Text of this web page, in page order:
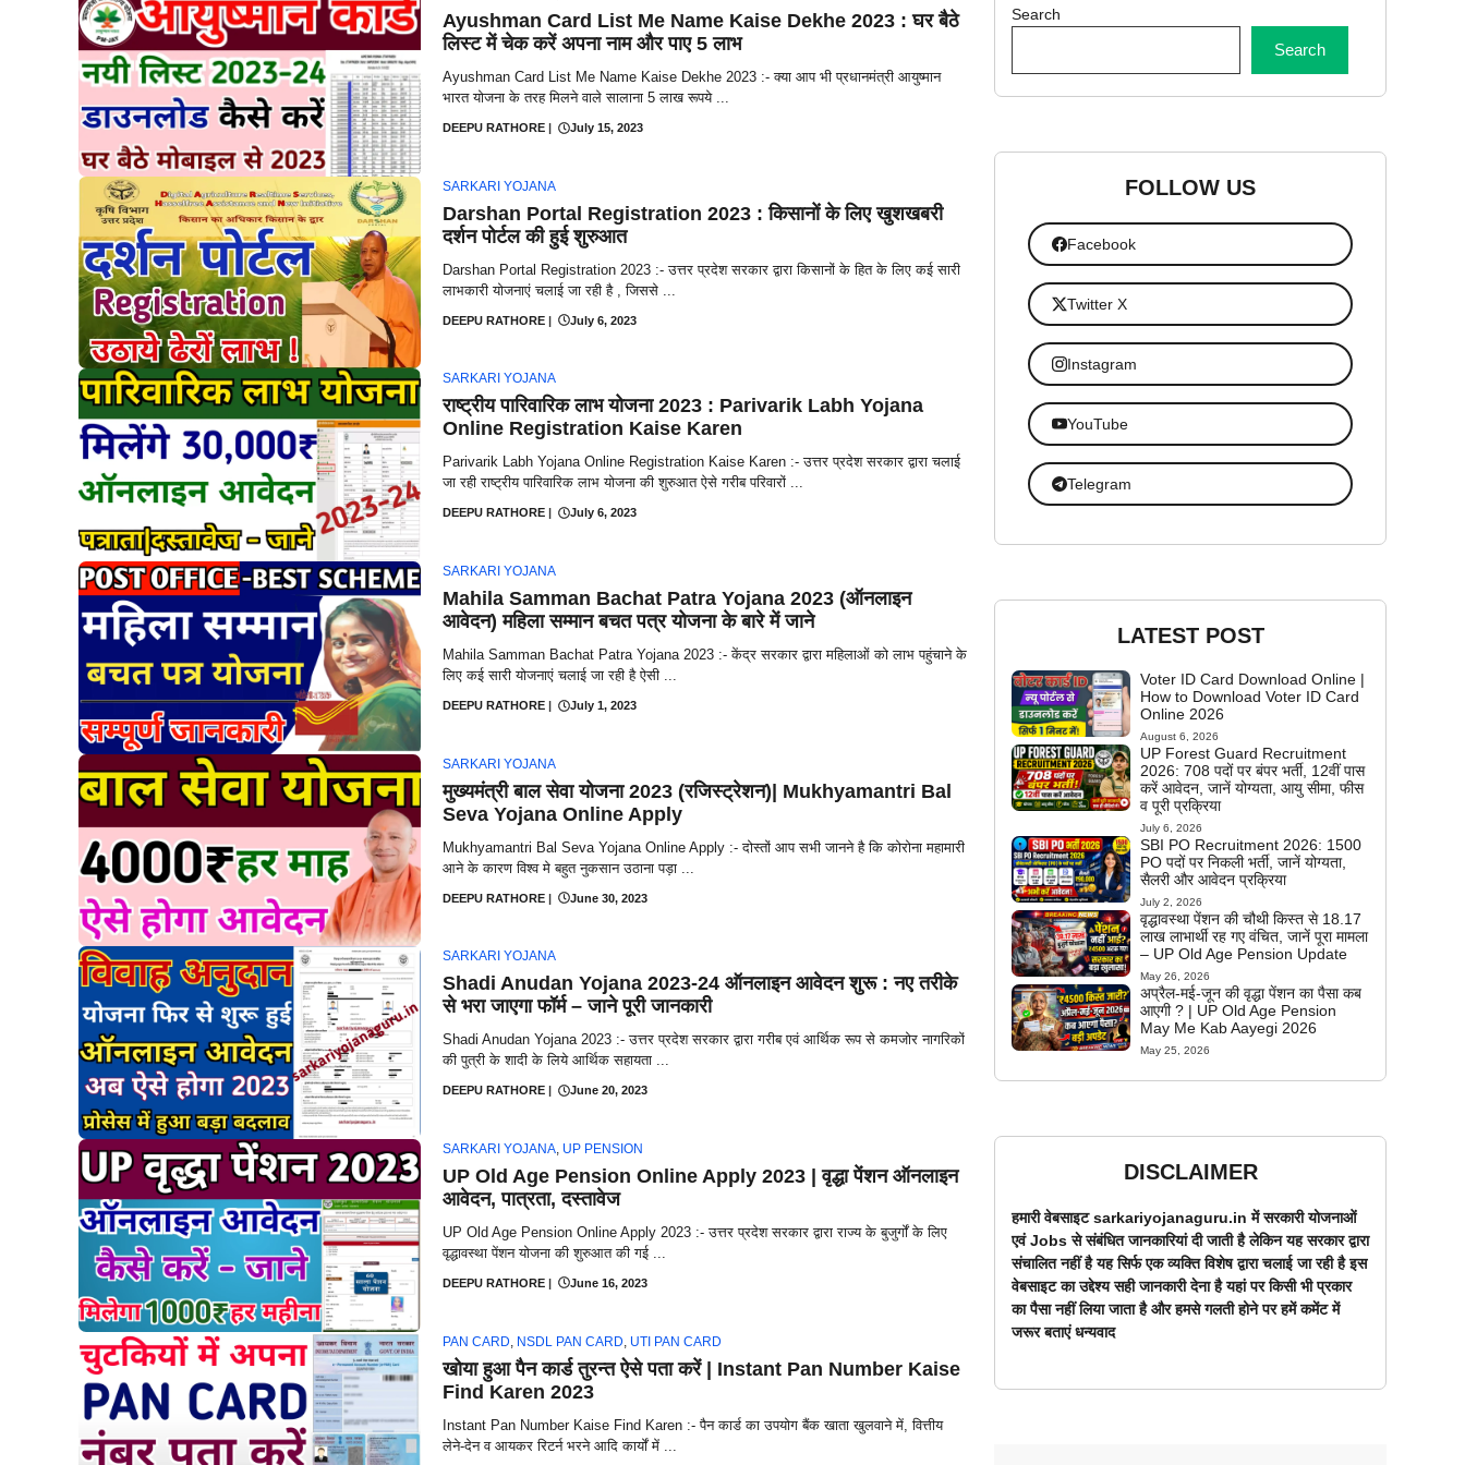
Ayushman Card List Me Name Kaise Dekhe 2023 : घर बैठे
लिस्ट में चेक करें अपना नाम और पाए 5 लाभ
Ayushman Card List Me Name Kaise Dekhe 2023 :- क्या आप भी प्रधानमंत्री आयुष्मान
भारत योजना के तरह मिलने वाले सालाना 5 लाख रूपये ...
DEEPU RATHORE July 15, 2023
SARKARI YOJANA
Darshan Portal Registration 2023 : किसानों के लिए खुशखबरी
दर्शन पोर्टल की हुई शुरुआत
Darshan Portal Registration 2023 :- उत्तर प्रदेश सरकार द्वारा किसानों के हित के लिए कई सारी
लाभकारी योजनाएं चलाई जा रही है , जिससे ...
DEEPU RATHORE | July 6, 2023
SARKARI YOJANA
राष्ट्रीय पारिवारिक लाभ योजना 2023 : Parivarik Labh Yojana
Online Registration Kaise Karen
Parivarik Labh Yojana Online Registration Kaise Karen :- उत्तर प्रदेश सरकार द्वारा चलाई
जा रही राष्ट्रीय पारिवारिक लाभ योजना की शुरुआत ऐसे गरीब परिवारों ...
DEEPU RATHORE July 6, 2023
SARKARI YOJANA
Mahila Samman Bachat Patra Yojana 2023 (ऑनलाइन
आवेदन) महिला सम्मान बचत पत्र योजना के बारे में जाने
Mahila Samman Bachat Patra Yojana 2023 :- केंद्र सरकार द्वारा महिलाओं को लाभ पहुंचाने के
लिए कई सारी योजनाएं चलाई जा रही है ऐसी ...
DEEPU RATHORE | July 1, 2023
SARKARI YOJANA
मुख्यमंत्री बाल सेवा योजना 2023 (रजिस्ट्रेशन)| Mukhyamantri Bal
Seva Yojana Online Apply
Mukhyamantri Bal Seva Yojana Online Apply :- दोस्तों आप सभी जानने है कि कोरोना महामारी
आने के कारण विश्व मे बहुत नुकसान उठाना पड़ा ...
DEEPU RATHORE | June 30, 2023
SARKARI YOJANA
Shadi Anudan Yojana 2023-24 ऑनलाइन आवेदन शुरू : नए तरीके
से भरा जाएगा फॉर्म – जाने पूरी जानकारी
Shadi Anudan Yojana 2023 :- उत्तर प्रदेश सरकार द्वारा गरीब एवं आर्थिक रूप से कमजोर नागरिकों
की पुत्री के शादी के लिये आर्थिक सहायता ...
DEEPU RATHORE June 20, 2023
SARKARI YOJANA, UP PENSION
UP Old Age Pension Online Apply 2023 | वृद्धा पेंशन ऑनलाइन
आवेदन, पात्रता, दस्तावेज
UP Old Age Pension Online Apply 2023 :- उत्तर प्रदेश सरकार द्वारा राज्य के बुजुर्गों के लिए
वृद्धावस्था पेंशन योजना की शुरुआत की गई ...
DEEPU RATHORE | June 16, 2023
PAN CARD NSDL PAN CARD UTI PAN CARD
खोया हुआ पैन कार्ड तुरन्त ऐसे पता करें | Instant Pan Number Kaise
Find Karen 2023
Instant Pan Number Kaise Find Karen :- पैन कार्ड का उपयोग बैंक खाता खुलवाने में, वित्तीय
लेने-देन व आयकर रिटर्न भरने आदि कार्यों में ...
Search
Search
FOLLOW US
Facebook
Twitter X
Instagram
YouTube
Telegram
LATEST POST
Voter ID Card Download Online |
How to Download Voter ID Card
Online 2026
August 6, 2026
UP Forest Guard Recruitment
2026: 708 पदों पर बंपर भर्ती, 12वीं पास
करें आवेदन, जानें योग्यता, आयु सीमा, फीस
व पूरी प्रक्रिया
July 6, 2026
SBI PO Recruitment 2026: 1500
PO पदों पर निकली भर्ती, जानें योग्यता,
सैलरी और आवेदन प्रक्रिया
July 2, 2026
वृद्धावस्था पेंशन की चौथी किस्त से 18.17
लाख लाभार्थी रह गए वंचित, जानें पूरा मामला
– UP Old Age Pension Update
May 26, 2026
अप्रैल-मई-जून की वृद्धा पेंशन का पैसा कब
आएगी ? | UP Old Age Pension
May Me Kab Aayegi 2026
May 25, 2026
DISCLAIMER
हमारी वेबसाइट sarkariyojanaguru.in में सरकारी योजनाओं
एवं Jobs से संबंधित जानकारियां दी जाती है लेकिन यह सरकार द्वारा
संचालित नहीं है यह सिर्फ एक व्यक्ति विशेष द्वारा चलाई जा रही है इस
वेबसाइट का उद्देश्य सही जानकारी देना है यहां पर किसी भी प्रकार
का पैसा नहीं लिया जाता है और हमसे गलती होने पर हमें कमेंट में
जरूर बताएं धन्यवाद